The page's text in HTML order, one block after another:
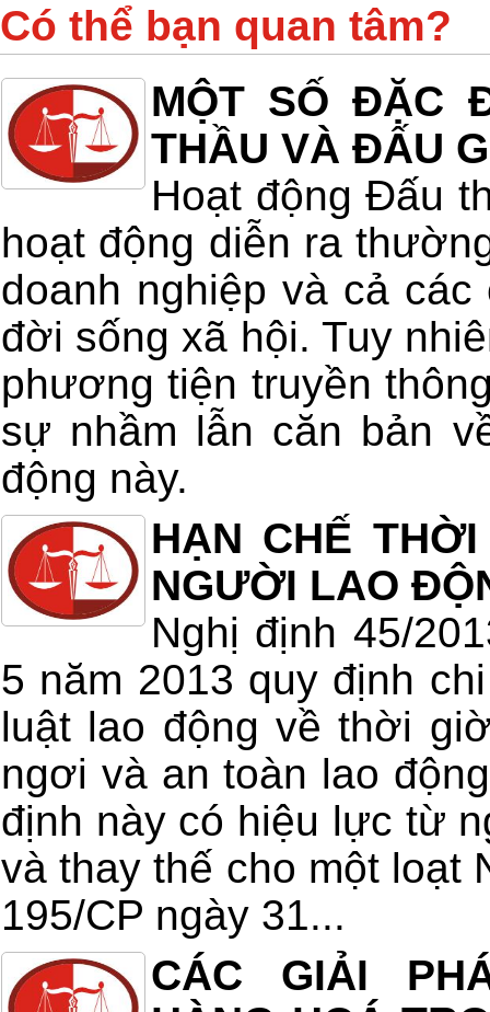
Có thể bạn quan tâm?
MỘT SỐ ĐẶC
THẦU VÀ ĐẤU
Hoạt động Đấu
hoạt động diễn ra
doanh nghiệp và cả
đời sống xã hội. Tuy
phương tiện truyền
sự nhầm lẫn căn bản
động này.
HẠN CHẾ
NGƯỜI LAO
Nghị định 45/
5 năm 2013 quy định
luật lao động về thời
ngơi và an toàn lao
định này có hiệu lực từ
và thay thế cho một loạt
195/CP ngày 31...
CÁC GIẢI